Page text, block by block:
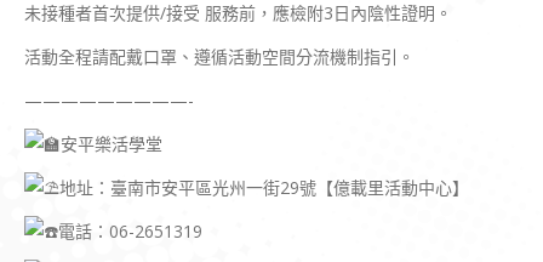
未接種者首次提供/接受 服務前，應檢附3日內陰性證明。
活動全程請配戴口罩、遵循活動空間分流機制指引。
—————————-
安平樂活學堂
地址：臺南市安平區光州一街29號【億載里活動中心】
電話：06-2651319